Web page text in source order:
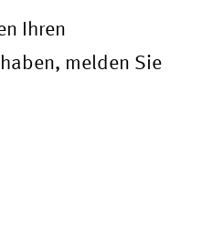
Ihren
melden Sie